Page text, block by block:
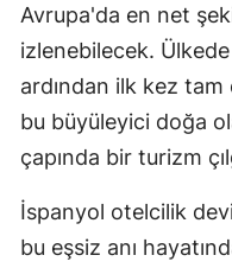
Avrupa'da en net
izlenebilecek. Ülkede
ardından ilk kez
bu büyüleyici doğa
çapında bir turizm
İspanyol otelcilik
bu eşsiz anı